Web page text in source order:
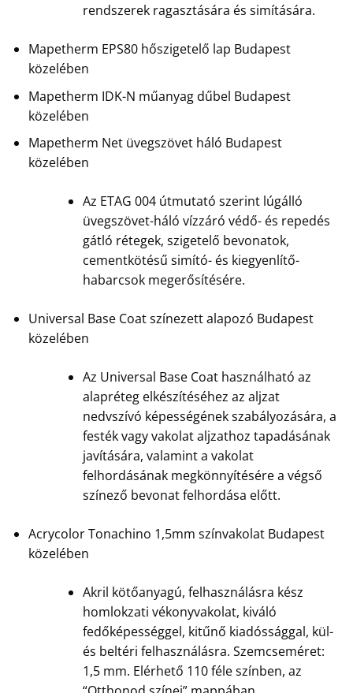
rendszerek ragasztására és simítására.
Mapetherm EPS80 hőszigetelő lap Budapest
közelében
Mapetherm IDK-N műanyag dűbel Budapest
közelében
Mapetherm Net üvegszövet háló Budapest
közelében
Az ETAG 004 útmutató szerint lúgálló
üvegszövet-háló vízzáró védő- és repedés
gátló rétegek, szigetelő bevonatok,
cementkötésű simító- és kiegyenlítő-
habarcsok megerősítésére.
Universal Base Coat színezett alapozó Budapest
közelében
Az Universal Base Coat használható az
alapréteg elkészítéséhez az aljzat
nedvszívó képességének szabályozására, a
festék vagy vakolat aljzathoz tapadásának
javítására, valamint a vakolat
felhordásának megkönnyítésére a végső
színező bevonat felhordása előtt.
Acrycolor Tonachino 1,5mm színvakolat Budapest
közelében
Akril kötőanyagú, felhasználásra kész
homlokzati vékonyvakolat, kiváló
fedőképességgel, kitűnő kiadóssággal, kül-
és beltéri felhasználásra. Szemcseméret:
1,5 mm. Elérhető 110 féle színben, az